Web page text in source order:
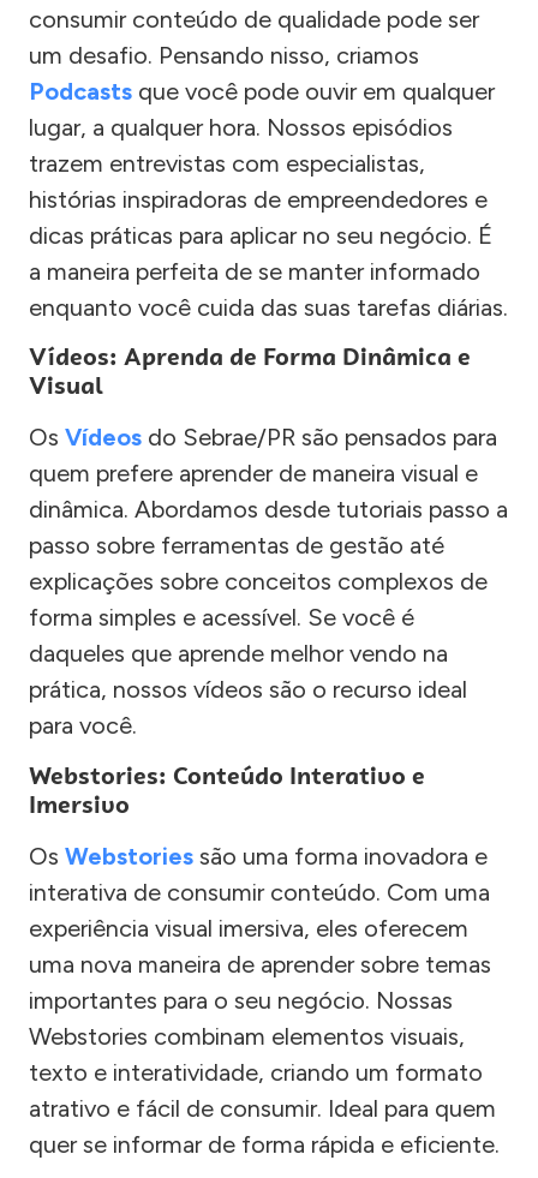
consumir conteúdo de qualidade pode ser
um desafio. Pensando nisso, criamos
Podcasts que você pode ouvir em qualquer
lugar, a qualquer hora. Nossos episódios
trazem entrevistas com especialistas,
histórias inspiradoras de empreendedores e
dicas práticas para aplicar no seu negócio. É
a maneira perfeita de se manter informado
enquanto você cuida das suas tarefas diárias.
Vídeos: Aprenda de Forma Dinâmica e
Visual
Os Vídeos do Sebrae/PR são pensados para
quem prefere aprender de maneira visual e
dinâmica. Abordamos desde tutoriais passo a
passo sobre ferramentas de gestão até
explicações sobre conceitos complexos de
forma simples e acessível. Se você é
daqueles que aprende melhor vendo na
prática, nossos vídeos são o recurso ideal
para você.
Webstories: Conteúdo Interativo e
Imersivo
Os Webstories são uma forma inovadora e
interativa de consumir conteúdo. Com uma
experiência visual imersiva, eles oferecem
uma nova maneira de aprender sobre temas
importantes para o seu negócio. Nossas
Webstories combinam elementos visuais,
texto e interatividade, criando um formato
atrativo e fácil de consumir. Ideal para quem
quer se informar de forma rápida e eficiente.